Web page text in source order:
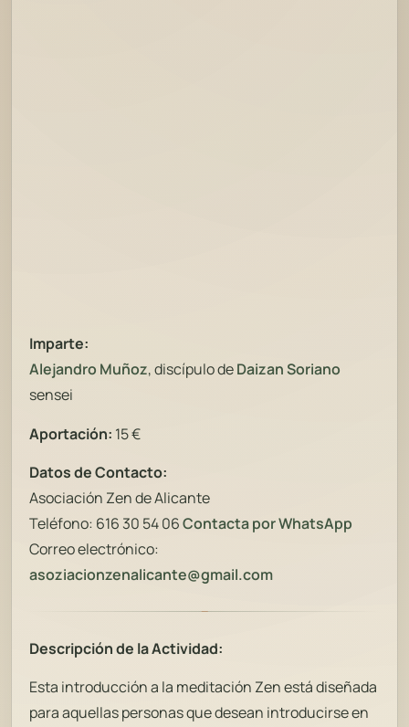
Imparte:
Alejandro Muñoz, discípulo deDaizan Soriano
sensei
Aportación: 15 €
Datos de Contacto:
Asociación Zen de Alicante
Teléfono: 616 30 54 06Contacta por WhatsApp
Correo electrónico:
asoziacionzenalicante@gmail.com
Descripción de la Actividad:
Esta introducción a la meditación Zen está diseñada
para aquellas personas que desean introducirse en